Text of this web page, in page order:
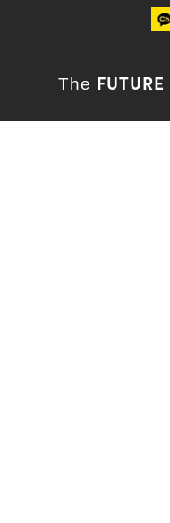
The FUTURE